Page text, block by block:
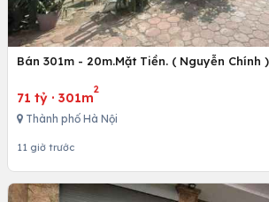
Bán 301m - 20m.Mặt Tiền. ( Nguyễn Chính
71 tỷ · 301m
2
Thành phố Hà Nội
11 giờ trước